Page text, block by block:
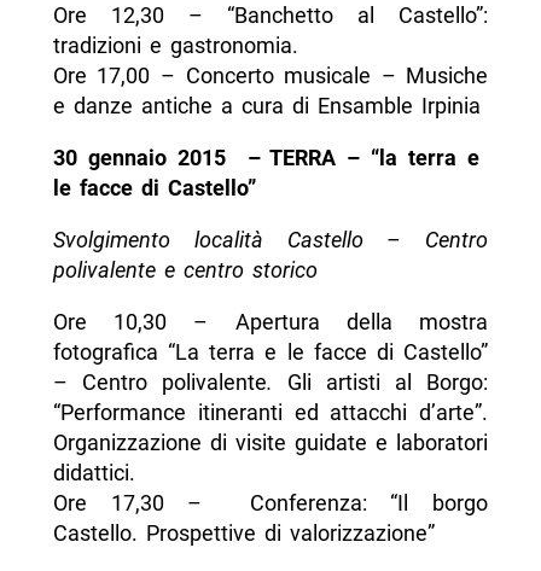
Ore 12,30 – “Banchetto al Castello”:
tradizioni e gastronomia.
Ore 17,00 – Concerto musicale – Musiche
e danze antiche a cura di Ensamble Irpinia
30 gennaio 2015 – TERRA – “la terra e
le facce di Castello”
Svolgimento località Castello – Centro
polivalente e centro storico
Ore 10,30 – Apertura della mostra
fotografica “La terra e le facce di Castello”
– Centro polivalente. Gli artisti al Borgo:
“Performance itineranti ed attacchi d’arte”.
Organizzazione di visite guidate e laboratori
didattici.
Ore 17,30 – Conferenza: “Il borgo
Castello. Prospettive di valorizzazione”